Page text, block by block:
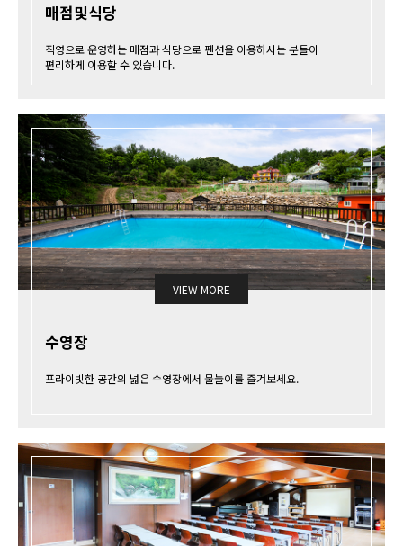
매점및식당
직영으로 운영하는 매점과 식당으로 펜션을 이용하시는 분들이
편리하게 이용할 수 있습니다.
VIEW MORE
수영장
프라이빗한 공간의 넓은 수영장에서 물놀이를 즐겨보세요.